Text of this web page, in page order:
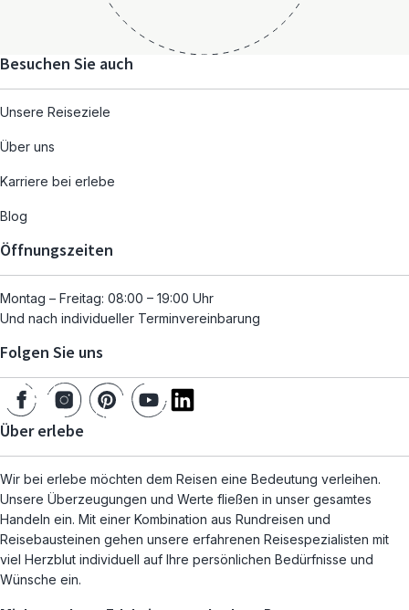
Besuchen Sie auch
Unsere Reiseziele
Über uns
Karriere bei erlebe
Blog
Öffnungszeiten
Montag – Freitag: 08:00 – 19:00 Uhr
Und nach individueller Terminvereinbarung
Folgen Sie uns
Über erlebe
Wir bei erlebe möchten dem Reisen eine Bedeutung verleihen.
Unsere Überzeugungen und Werte fließen in unser gesamtes
Handeln ein. Mit einer Kombination aus Rundreisen und
Reisebausteinen gehen unsere erfahrenen Reisespezialisten mit
viel Herzblut individuell auf Ihre persönlichen Bedürfnisse und
Wünsche ein.